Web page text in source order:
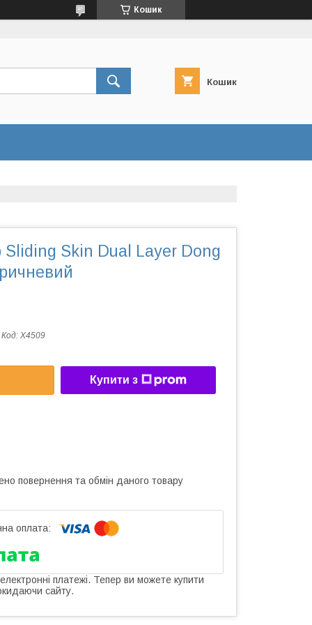
Кошик
Кошик
Sliding Skin Dual Layer Dong
Код: X4509
Купити з
повернення та обмін даного товару
платежі. Тепер ви можете купити
сайту.